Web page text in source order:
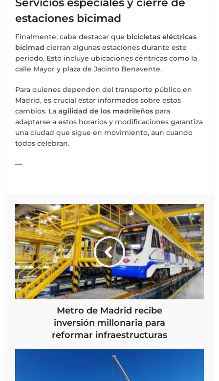
Servicios especiales y cierre de
estaciones bicimad
Finalmente, cabe destacar que bicicletas eléctricas
bicimad cierran algunas estaciones durante este
periodo. Esto incluye ubicaciones céntricas como la
calle Mayor y plaza de Jacinto Benavente.
Para quienes dependen del transporte público en
Madrid, es crucial estar informados sobre estos
cambios. Laagilidad de los madrileños para
adaptarse a estos horarios y modificaciones garantiza
una ciudad que sigue en movimiento, aun cuando
todos celebran.
—
Metro de Madrid recibe
inversión millonaria para
reformar infraestructuras